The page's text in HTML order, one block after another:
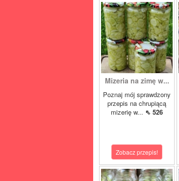
Mizeria na zimę w...
Poznaj mój sprawdzony
przepis na chrupiącą
mizerię w... ⇖ 526
Zobacz przepis!